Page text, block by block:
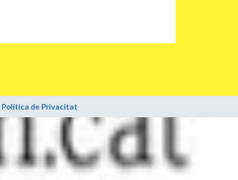
Política de Privacitat